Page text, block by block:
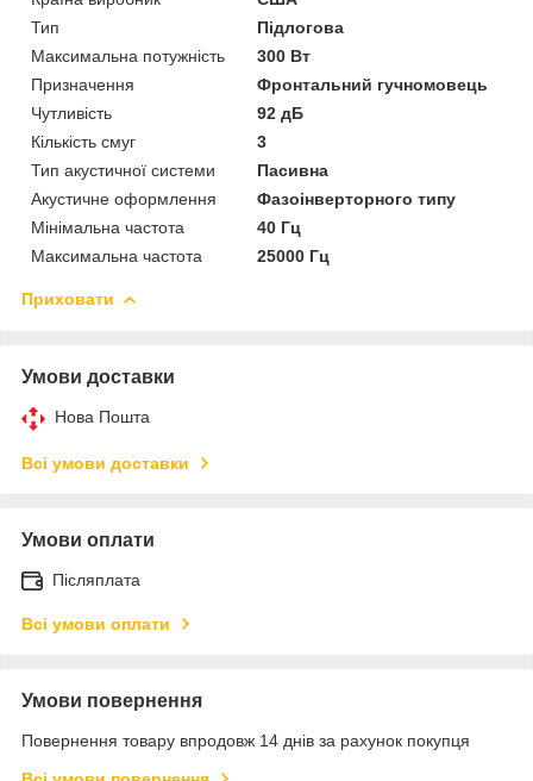
Тип
Підлогова
Максимальна потужність
300 Вт
Призначення
Фронтальний гучномовець
Чутливість
92 дБ
Кількість смуг
3
Тип акустичної системи
Пасивна
Акустичне оформлення
Фазоінверторного типу
Мінімальна частота
40 Гц
Максимальна частота
25000 Гц
Приховати
Умови доставки
Нова Пошта
Всі умови доставки
Умови оплати
Післяплата
Всі умови оплати
Умови повернення
Повернення товару впродовж 14 днів за рахунок покупця